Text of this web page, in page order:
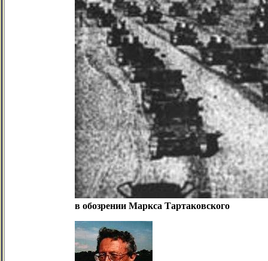
в обозрении Маркса Тартаковского